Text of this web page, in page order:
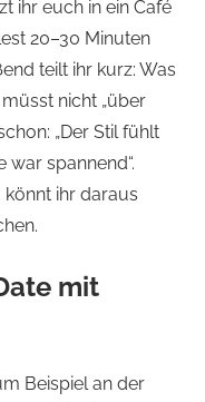
ihr euch in ein Café
20–30 Minuten
teilt ihr kurz: Was
nicht „über
„Der Stil fühlt
war spannend“.
könnt ihr daraus
mit
Beispiel an der